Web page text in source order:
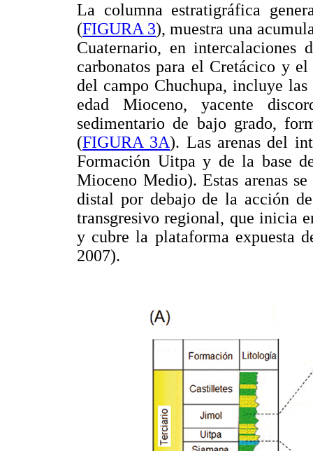
La columna estratigráfica
(FIGURA 3), muestra una
Cuaternario, en
carbonatos para el Cretácico y
del campo Chuchupa, incluye
edad Mioceno, yacente
sedimentario de bajo grado,
(FIGURA 3A). Las arenas del
Formación Uitpa y de la base
Mioceno Medio). Estas arenas
distal por debajo de la acción
transgresivo regional, que inicia
y cubre la plataforma expuesta
2007).